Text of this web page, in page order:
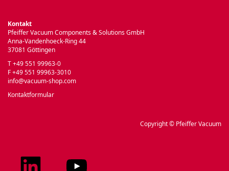
Kontakt
Pfeiffer Vacuum Components & Solutions GmbH
Anna-Vandenhoeck-Ring 44
37081 Göttingen
T +49 551 99963-0
F +49 551 99963-3010
info@vacuum-shop.com
Kontaktformular
Copyright © Pfeiffer Vacuum